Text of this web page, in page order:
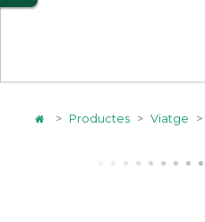
> Productes > Viatge >